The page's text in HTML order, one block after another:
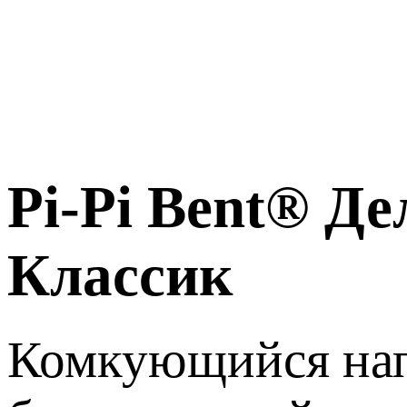
Pi-Pi Bent®
Классик
Комкующийся